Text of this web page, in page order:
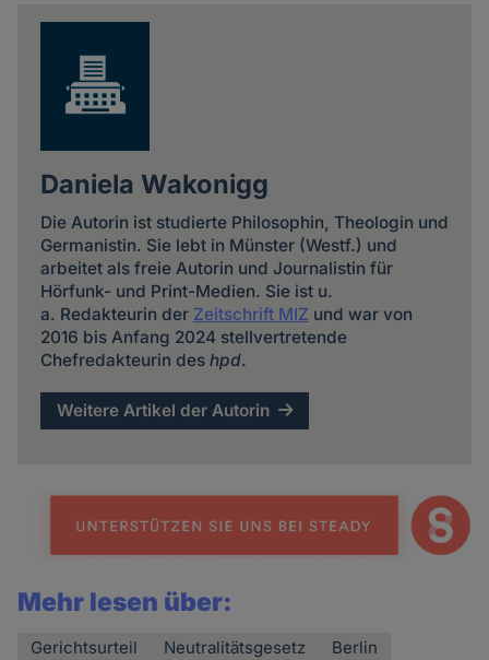
Daniela Wakonigg
Die Autorin ist studierte Philosophin, Theologin und
Germanistin. Sie lebt in Münster (Westf.) und
arbeitet als freie Autorin und Journalistin für
Hörfunk- und Print-Medien. Sie ist u.
a. Redakteurin der Zeitschrift MIZ und war von
2016 bis Anfang 2024 stellvertretende
Chefredakteurin des hpd.
Weitere Artikel der Autorin
Mehr lesen über:
Gerichtsurteil Neutralitätsgesetz
Berlin